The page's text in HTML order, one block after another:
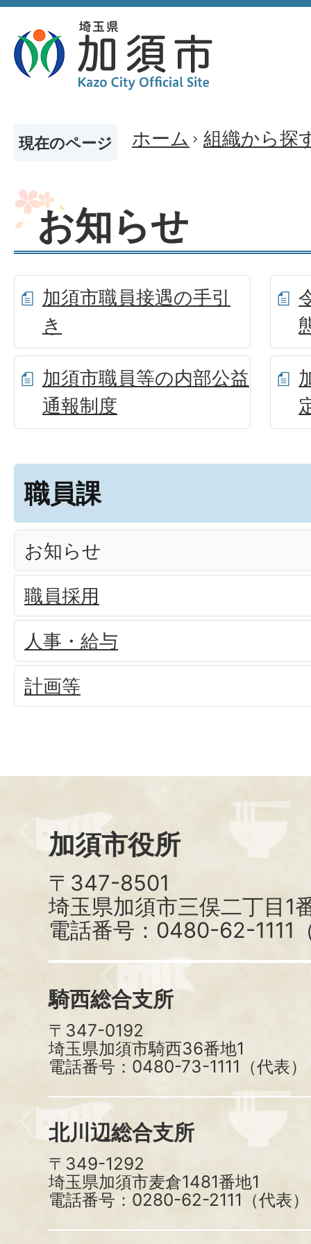
現在のページ ホーム 組織から探
お知らせ
加須市職員接遇の手引
き
加須市職員等の内部公益
通報制度
職員課
お知らせ
職員採用
人事・給与
計画等
加須市役所
〒347-8501
埼玉県加須市三俣二丁目1
電話番号：0480-62-1111
騎西総合支所
〒347-0192
埼玉県加須市騎西36番地1
電話番号：0480-73-1111（代表）
北川辺総合支所
〒349-1292
埼玉県加須市麦倉1481番地1
電話番号：0280-62-2111（代表）